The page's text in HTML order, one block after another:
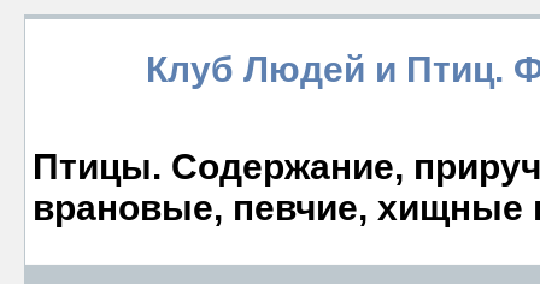
Клуб Людей и Птиц.
Птицы. Содержание,
врановые, певчие, хищные